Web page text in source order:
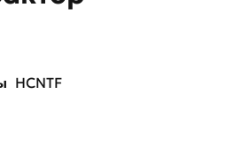
HCNTF